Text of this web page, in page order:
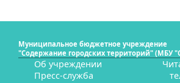
Муниципальное бюджетное учреждение
"Содержание городских территорий" (МБУ
Об учреждении
Пресс-служба